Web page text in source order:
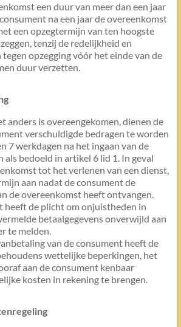
een duur van meer dan een jaar
na een jaar de overeenkomst
een opzegtermijn van ten hoogste
tenzij de redelijkheid en
opzegging vóór het einde van de
duur verzetten.
anders is overeengekomen, dienen de
verschuldigde bedragen te worden
7 werkdagen na het ingaan van de
als bedoeld in artikel 6 lid 1. In geval
tot het verlenen van een dienst,
aan nadat de consument de
de overeenkomst heeft ontvangen.
heeft de plicht om onjuistheden in
betaalgegevens onverwijld aan
te melden.
van de consument heeft de
wettelijke beperkingen, het
aan de consument kenbaar
kosten in rekening te brengen.